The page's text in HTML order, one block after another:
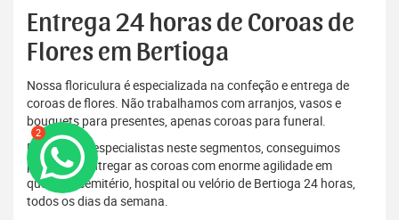
2
Entrega 24 horas de Coroas de
Flores em Bertioga
Nossa floriculura é especializada na confeção e entrega de
coroas de flores. Não trabalhamos com arranjos, vasos e
bouquets para presentes, apenas coroas para funeral.
Por sermos especialistas neste segmentos, conseguimos
produzir e entregar as coroas com enorme agilidade em
qualquer cemitério, hospital ou velório de Bertioga 24 horas,
todos os dias da semana.